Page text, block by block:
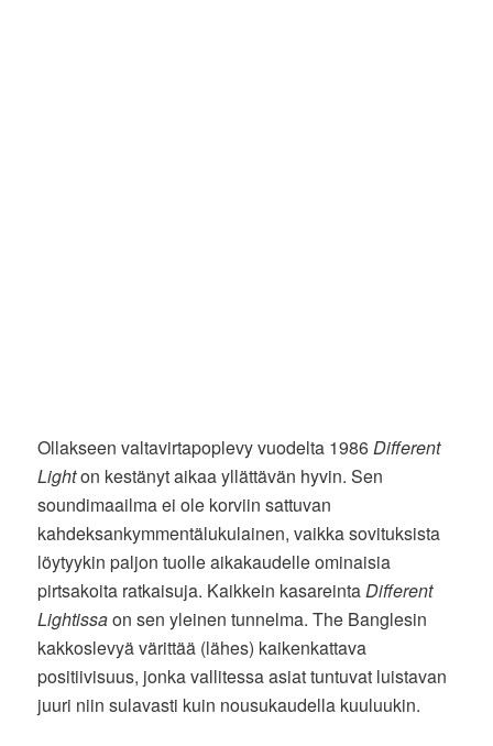
Ollakseen valtavirtapoplevy vuodelta 1986 Different
Lighton kestänyt aikaa yllättävän hyvin. Sen
soundimaailma ei ole korviin sattuvan
kahdeksankymmentälukulainen, vaikka sovituksista
löytyykin paljon tuolle aikakaudelle ominaisia
pirtsakoita ratkaisuja. Kaikkein kasareinta Different
Lightissaon sen yleinen tunnelma. The Banglesin
kakkoslevyä värittää (lähes) kaikenkattava
positiivisuus, jonka vallitessa asiat tuntuvat luistavan
juuri niin sulavasti kuin nousukaudella kuuluukin.